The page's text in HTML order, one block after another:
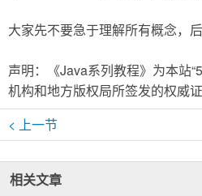
大家先不要急于理解所有概念，
声明：《Java系列教程》为本站
机构和地方版权局所签发的权威证
< 上一节
相关文章